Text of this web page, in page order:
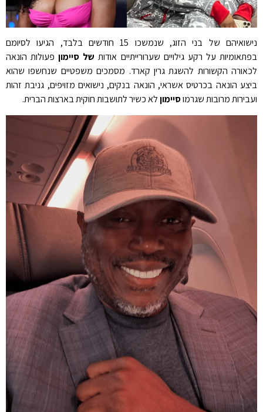
נישואיהם של בני הזוג, שנמשכו 15 חודשים בלבד, הגיעו לסיומם
בפתאומיות על רקע גילויים שערורייתיים אודות של סיימוןפעולות הונאה
לכאורה הקשורות להשגת גרין קארד. מסמכים משפטיים שנחשפו שהוא
ביצע הונאה בכרטיס אשראי, הונאה בנקים, נישואים מזויפים, גניבת זהות
ועבירות מרובות שגרמוסיימוןלא כשיר לתושבות חוקית בארצות הברית.